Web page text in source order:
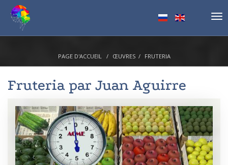
PAGE D'ACCUEIL ŒUVRES FRUTERIA
Fruteria par Juan Aguirre